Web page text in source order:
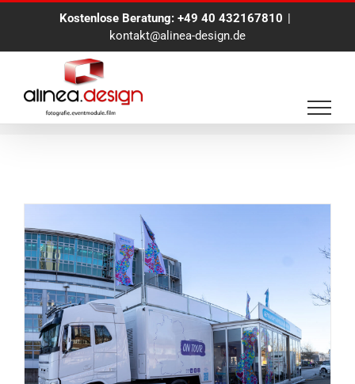
Kostenlose Beratung: +49 40 432167810 |
kontakt@alinea-design.de
digitale Event Plattform